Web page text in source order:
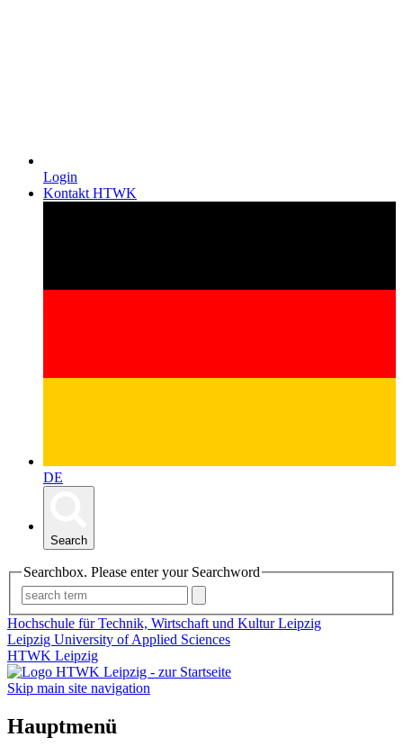
Login
Kontakt HTWK
DE
Search
Searchbox. Please enter your Searchword
Hochschule für Technik, Wirtschaft und Kultur Leipzig
Leipzig University of Applied Sciences
HTWK Leipzig
Skip main site navigation
Hauptmenü